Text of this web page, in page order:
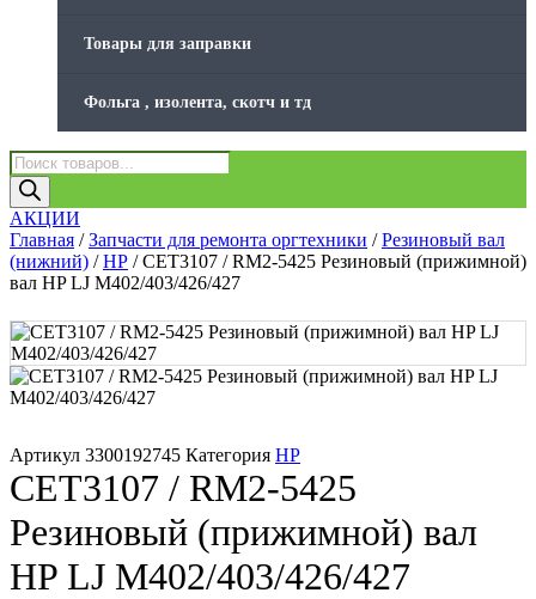
Товары для заправки
Фольга , изолента, скотч и тд
Поиск
товаров
АКЦИИ
Главная /Запчасти для ремонта оргтехники /Резиновый вал
(нижний) /HP / CET3107 / RM2-5425 Резиновый (прижимной)
вал HP LJ M402/403/426/427
Артикул 3300192745 Категория HP
CET3107 / RM2-5425
Резиновый (прижимной) вал
HP LJ M402/403/426/427